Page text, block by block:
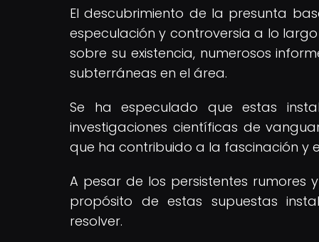
El descubrimiento de la presunta
especulación y controversia a lo
sobre su existencia, numerosos
subterráneas en el área.
Se ha especulado que estas
investigaciones científicas de
que ha contribuido a la fascinación y
A pesar de los persistentes
propósito de estas supuestas
resolver.